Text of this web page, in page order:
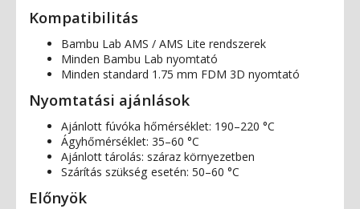
Kompatibilitás
Bambu Lab AMS / AMS Lite rendszerek
Minden Bambu Lab nyomtató
Minden standard 1.75 mm FDM 3D nyomtató
Nyomtatási ajánlások
Ajánlott fúvóka hőmérséklet: 190–220 °C
Ágyhőmérséklet: 35–60 °C
Ajánlott tárolás: száraz környezetben
Szárítás szükség esetén: 50–60 °C
Előnyök